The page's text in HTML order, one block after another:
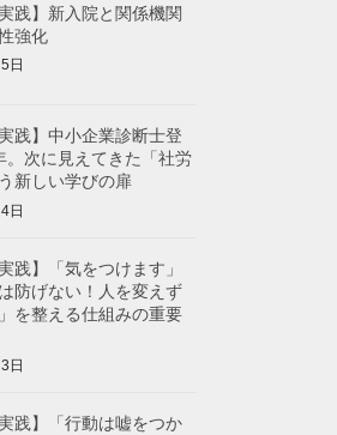
実践】新入院と関係機関
強化
日
実践】中小企業診断士登
。次に見えてきた「社労
新しい学びの扉
日
践】「気をつけます」
防げない！人を変えず
を整える仕組みの重要
日
実践】「行動は嘘をつか